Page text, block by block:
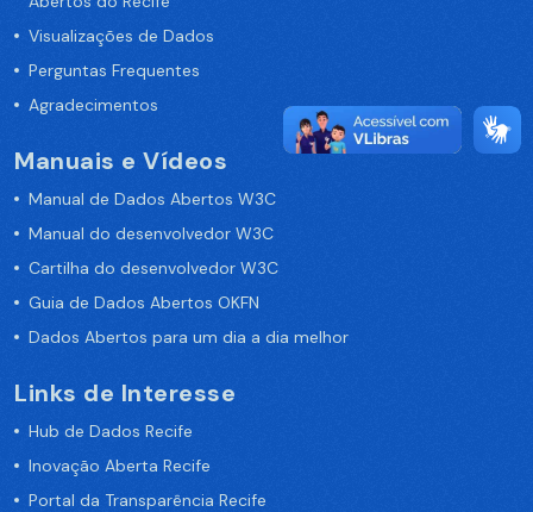
Visualizações de Dados
Perguntas Frequentes
Agradecimentos
Manuais e Vídeos
Manual de Dados Abertos W3C
Manual do desenvolvedor W3C
Cartilha do desenvolvedor W3C
Guia de Dados Abertos OKFN
Dados Abertos para um dia a dia melhor
Links de Interesse
Hub de Dados Recife
Inovação Aberta Recife
Portal da Transparência Recife